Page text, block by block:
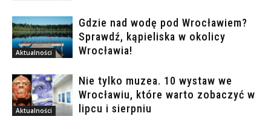
Aktualności
Gdzie nad wodę pod Wrocławiem?
Sprawdź, kąpieliska w okolicy
Wrocławia!
Aktualności
Nie tylko muzea. 10 wystaw we
Wrocławiu, które warto zobaczyć w
lipcu i sierpniu